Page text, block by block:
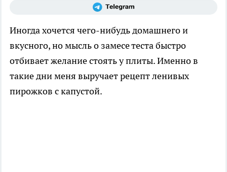
Иногда хочется чего-нибудь домашнего и
вкусного, но мысль о замесе теста быстро
отбивает желание стоять у плиты. Именно в
такие дни меня выручает рецепт ленивых
пирожков с капустой.